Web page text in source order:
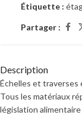
Étiquette :
Partager :
Description
Échelles et traverses
Tous les matériaux
législation alimentaire